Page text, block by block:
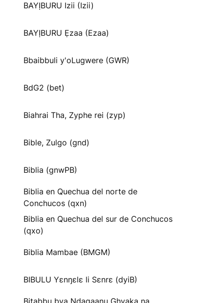
BAYỊBURU Izii (Izii)
BAYỊBURU Ẹzaa (Ezaa)
Bbaibbuli y'oLugwere (GWR)
BdG2 (bet)
Biahrai Tha, Zyphe rei (zyp)
Bible, Zulgo (gnd)
Biblia (gnwPB)
Biblia en Quechua del norte de
Conchucos (qxn)
Biblia en Quechua del sur de Conchucos
(qxo)
Biblia Mambae (BMGM)
BIBULU Yɛnŋɛlɛ li Sɛnrɛ (dyiB)
Bitabbu bya Ndagaanu Ghyaka na